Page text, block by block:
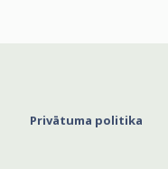
Privātuma politika